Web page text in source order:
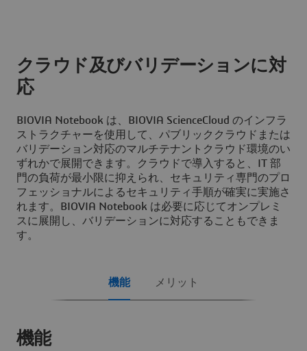
クラウド及びバリデーションに対
応
BIOVIA Notebook は、BIOVIA ScienceCloud のインフラ
ストラクチャーを使用して、パブリッククラウドまたは
バリデーション対応のマルチテナントクラウド環境のい
ずれかで展開できます。クラウドで導入すると、IT 部
門の負荷が最小限に抑えられ、セキュリティ専門のプロ
フェッショナルによるセキュリティ手順が確実に実施さ
れます。BIOVIA Notebook は必要に応じてオンプレミ
スに展開し、バリデーションに対応することもできま
す。
機能 メリット
機能